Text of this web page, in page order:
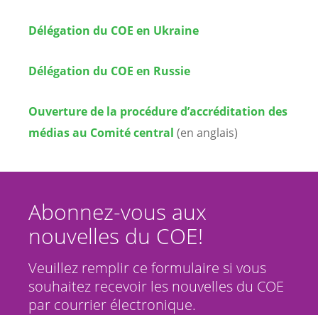
Délégation du COE en Ukraine
Délégation du COE en Russie
Ouverture de la procédure d’accréditation des
médias au Comité central (en anglais)
Abonnez-vous aux
nouvelles du COE!
Veuillez remplir ce formulaire si vous
souhaitez recevoir les nouvelles du COE
par courrier électronique.